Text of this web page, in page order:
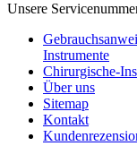
Unsere
Instrumente
Chirurgische-
Über uns
Sitemap
Kontakt